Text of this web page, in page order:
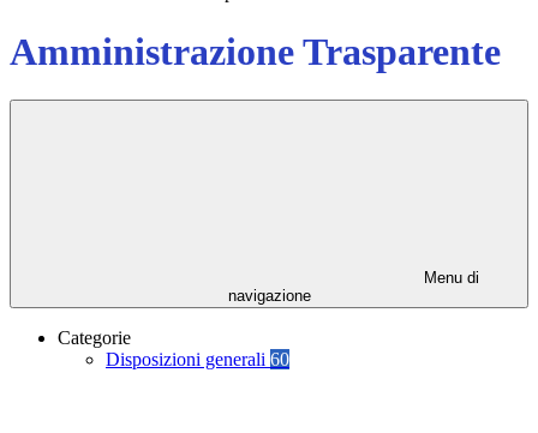
Amministrazione Trasparente
Menu di
navigazione
Categorie
Disposizioni generali 60